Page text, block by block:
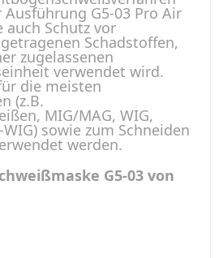
G5-03 Pro Air
Schutz vor
Schadstoffen,
zugelassenen
verwendet wird.
die meisten
(z.B.
MIG/MAG, WIG,
sowie zum Schneiden
werden.